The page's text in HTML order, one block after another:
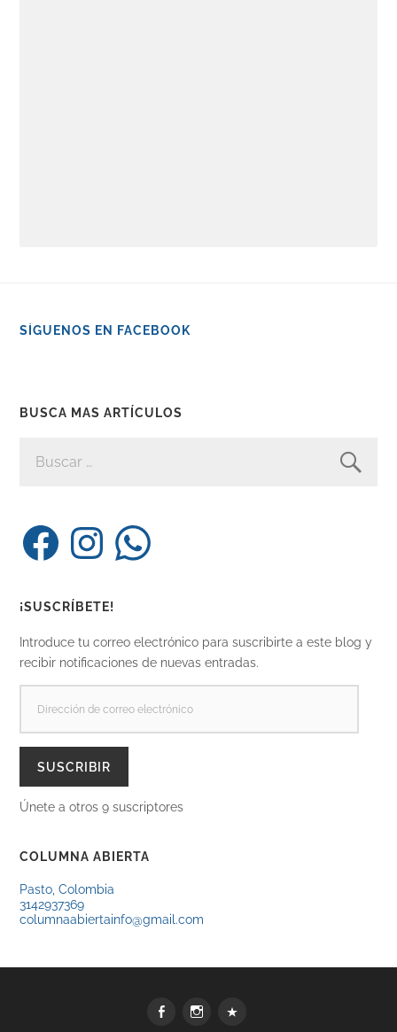
SÍGUENOS EN FACEBOOK
BUSCA MAS ARTÍCULOS
FacebookInstagramWhatsApp
¡SUSCRÍBETE!
Introduce tu correo electrónico para suscribirte a este blog y
recibir notificaciones de nuevas entradas.
CORREO
SUSCRIBIR
Únete a otros 9 suscriptores
COLUMNA ABIERTA
Pasto, Colombia
3142937369
columnaabiertainfo@gmail.com
FacebookInstagramWhatsApp